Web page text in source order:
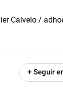
+ Seguir